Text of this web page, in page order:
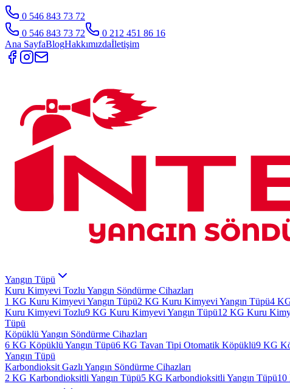
0 546 843 73 72
0 546 843 73 72
0 212 451 86 16
Ana SayfaBlogHakkımızdaİletişim
Yangın Tüpü
Kuru Kimyevi Tozlu Yangın Söndürme Cihazları
1 KG Kuru Kimyevi Yangın Tüpü2 KG Kuru Kimyevi Yangın Tüpü4
Kuru Kimyevi Tozlu9 KG Kuru Kimyevi Yangın Tüpü12 KG Kuru
Tüpü
Köpüklü Yangın Söndürme Cihazları
6 KG Köpüklü Yangın Tüpü6 KG Tavan Tipi Otomatik Köpüklü9 KG
Yangın Tüpü
Karbondioksit Gazlı Yangın Söndürme Cihazları
2 KG Karbondioksitli Yangın Tüpü5 KG Karbondioksitli Yangın Tüpü10